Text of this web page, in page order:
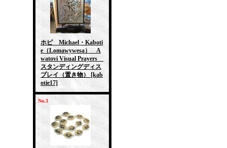
ホピ Michael・Kaboti
e（Lomawywesa） A
watovi Visual Prayers
スタンディングディス
プレイ（置き物）
[kab
otie17]
No.3